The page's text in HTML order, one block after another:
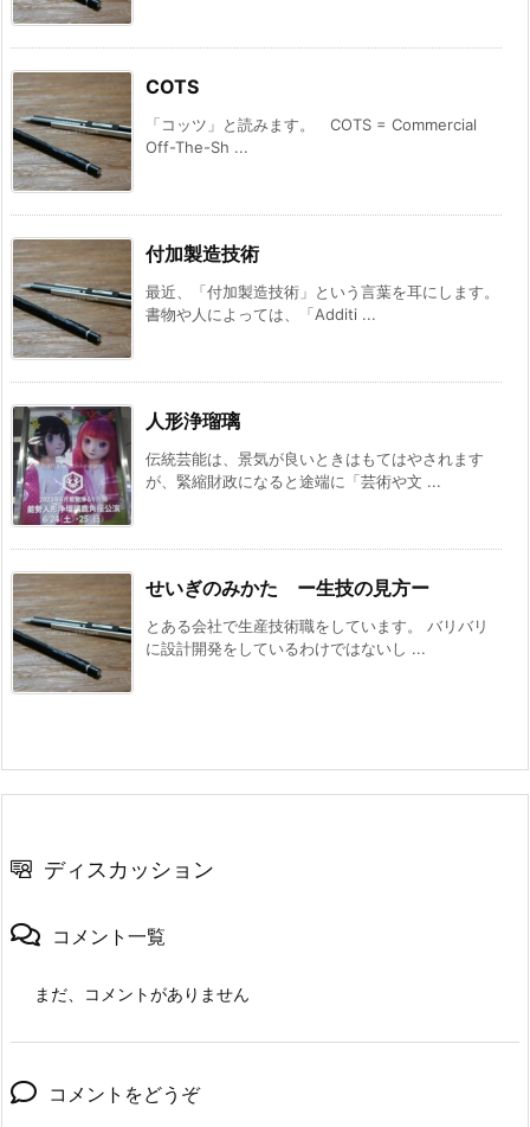
COTS
「コッツ」と読みます。 COTS = Commercial
Off-The-Sh ...
付加製造技術
最近、「付加製造技術」という言葉を耳にします。
書物や人によっては、「Additi ...
人形浄瑠璃
伝統芸能は、景気が良いときはもてはやされます
が、緊縮財政になると途端に「芸術や文 ...
せいぎのみかた ー生技の見方ー
とある会社で生産技術職をしています。 バリバリ
に設計開発をしているわけではないし ...
ディスカッション
コメント一覧
まだ、コメントがありません
コメントをどうぞ